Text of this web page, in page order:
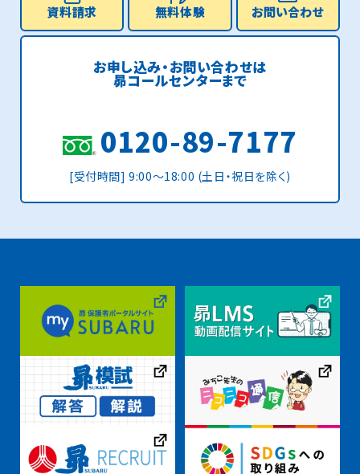
資料請求 無料体験 お問い合わせ
お申し込み・お問い合わせは
昴コールセンターまで
0120-89-7177
[受付時間] 9:00〜18:00 (土日・祝日を除く)